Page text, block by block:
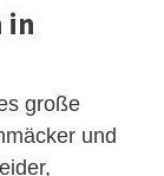
in
große
und